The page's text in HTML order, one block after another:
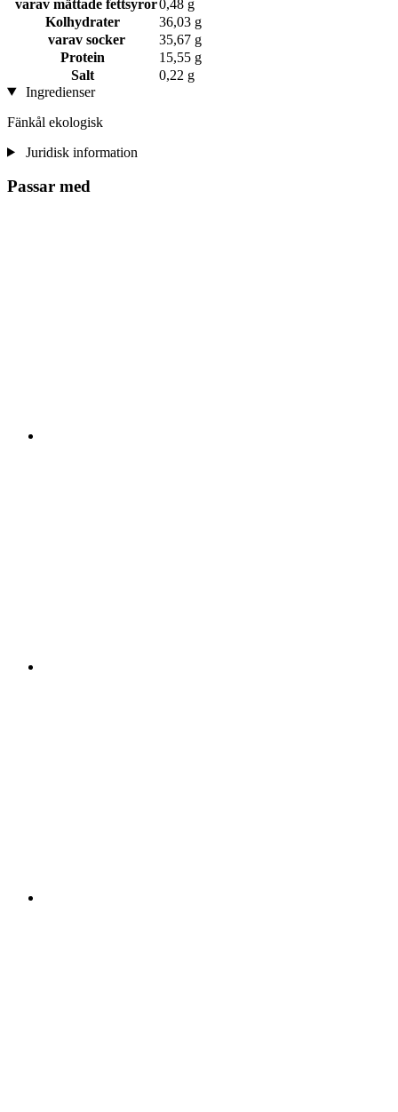
varav mättade fettsyror0,48 g
Kolhydrater
36,03 g
varav socker
35,67 g
Protein
15,55 g
Salt
0,22 g
Ingredienser
Fänkål ekologisk
Juridisk information
Passar med